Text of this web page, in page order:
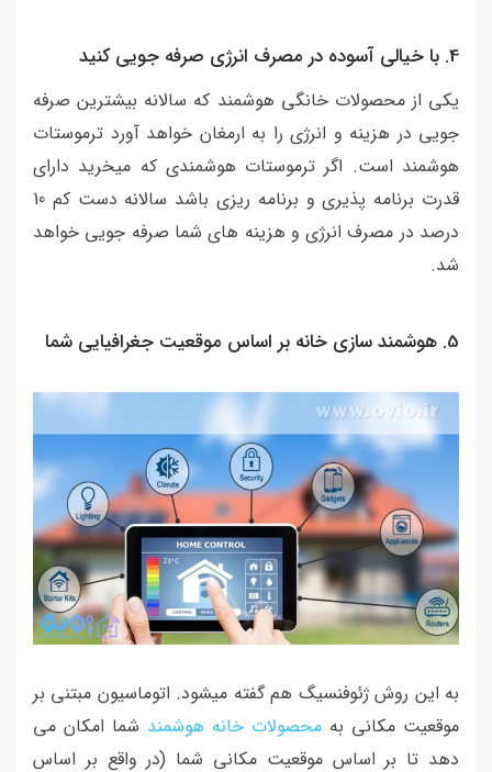
4. با خیالی آسوده در مصرف انرژی صرفه جویی کنید
یکی از محصولات خانگی هوشمند که سالانه بیشترین صرفه
جویی در هزینه و انرژی را به ارمغان خواهد آورد ترموستات
هوشمند است. اگر ترموستات هوشمندی که میخرید دارای
قدرت برنامه پذیری و برنامه ریزی باشد سالانه دست کم 10
درصد در مصرف انرژی و هزینه های شما صرفه جویی خواهد
شد.
5. هوشمند سازی خانه بر اساس موقعیت جغرافیایی شما
به این روش ژئوفنسیگ هم گفته میشود. اتوماسیون مبتنی بر
موقعیت مکانی به محصولات خانه هوشمند شما امکان می
دهد تا بر اساس موقعیت مکانی شما (در واقع بر اساس